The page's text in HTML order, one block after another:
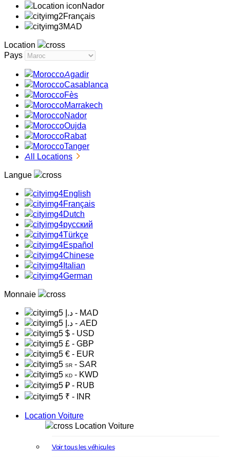
Nador
Français
MAD
Location
Pays
Agadir
Casablanca
Fès
Marrakech
Nador
Oujda
Rabat
Tanger
All Locations
Langue
English
Français
Dutch
русский
Türkçe
Español
Chinese
Italian
German
Monnaie
د.إ - MAD
د.إ - AED
$ - USD
£ - GBP
€ - EUR
SR - SAR
KD - KWD
₽ - RUB
₹ - INR
Location Voiture
Location Voiture
Voir tous les véhicules